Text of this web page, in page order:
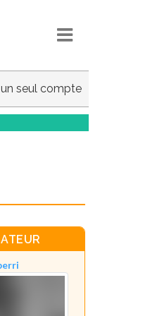
un seul compte